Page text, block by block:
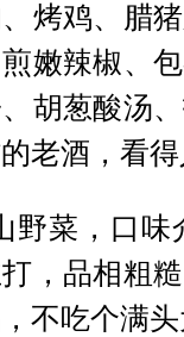
烤鸡、腊
嫩辣椒、
胡葱酸汤
老酒，看
野菜，口味
，品相粗
不吃个满